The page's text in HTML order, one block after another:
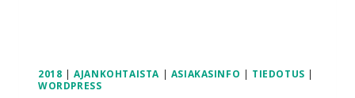
2018 |AJANKOHTAISTA | ASIAKASINFO | TIEDOTUS |
WORDPRESS